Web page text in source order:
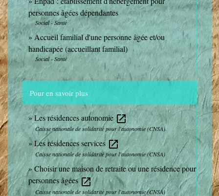
personnes âgées dépendantes
Social - Santé
Accueil familial d'une personne âgée et/ou
handicapée (accueillant familial)
Social - Santé
Pour en savoir plus
Les résidences autonomieopen_in_new
Caisse nationale de solidarité pour l'autonomie (CNSA)
Les résidences services open_in_new
Caisse nationale de solidarité pour l'autonomie (CNSA)
Choisir une maison de retraite ou une résidence pour
personnes âgéesopen_in_new
Caisse nationale de solidarité pour l'autonomie (CNSA)